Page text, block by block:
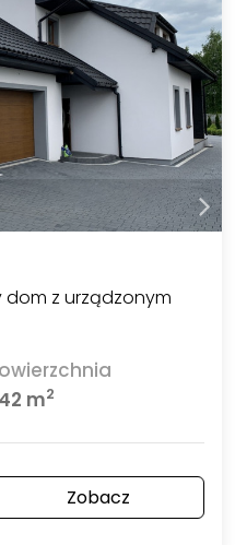
z urządzonym
m2
Zobacz